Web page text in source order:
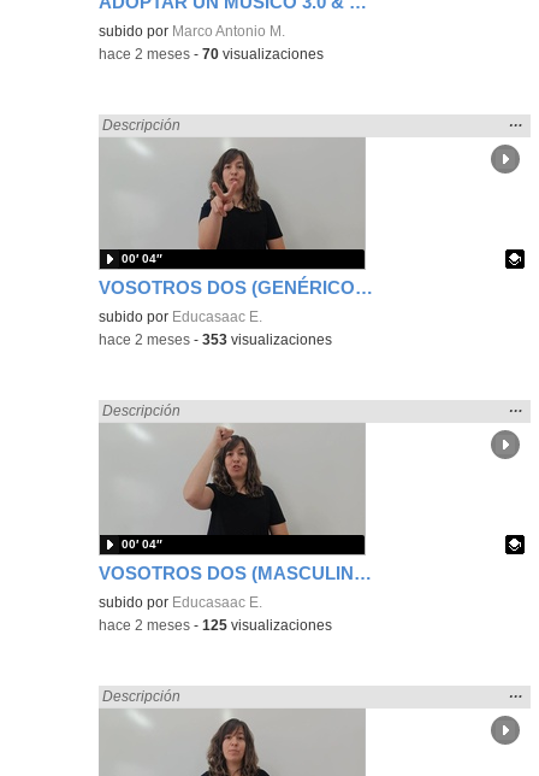
Contenido educativo.
subido por Marco Antonio M.
-hace 2 meses -70 visualizaciones
VOSOTROS DOS (GENÉRICO) (Signos EducaSAAC)
Encontrado «Español» en:
Descripción
la
…
Contenido educativo.
subido por Educasaac E.
00′ 04″
-hace 2 meses -353 visualizaciones
VOSOTROS DOS (MASCULINO) (Signos EducaSAAC)
Encontrado «Español» en:
Descripción
la
…
Contenido educativo.
subido por Educasaac E.
00′ 04″
-hace 2 meses -125 visualizaciones
Encontrado «Español» en:
Descripción
la
…